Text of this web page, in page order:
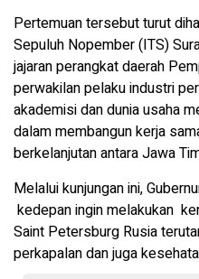
Pertemuan tersebut turut
Sepuluh Nopember (ITS)
jajaran perangkat daerah
perwakilan pelaku industri
akademisi dan dunia usaha
dalam membangun kerja
berkelanjutan antara Jawa
Melalui kunjungan ini,
kedepan ingin melakukan
Saint Petersburg Rusia
perkapalan dan juga